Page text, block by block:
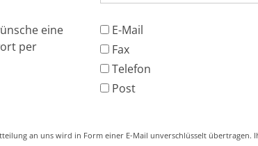
eine
per
E-Mail
Fax
Telefon
Post
an uns wird in Form einer E-Mail unverschlüsselt übertragen. Ihre IP-Adresse sowie Datum und